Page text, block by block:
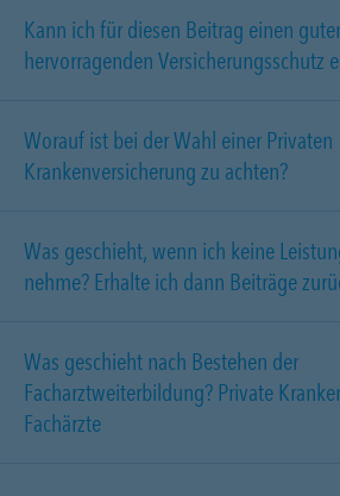
Kann ich für diesen Beitrag einen
hervorragenden Versicherungsschutz
Worauf ist bei der Wahl einer Privaten
Krankenversicherung zu achten?
Was geschieht, wenn ich keine
nehme? Erhalte ich dann Beiträge
Was geschieht nach Bestehen der
Facharztweiterbildung? Private
Fachärzte